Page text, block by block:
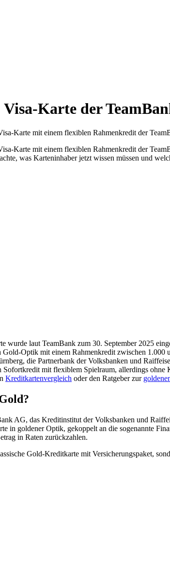
Karte der
Karte mit einem flexiblen Rahmenkredit der
Karte mit einem flexiblen Rahmenkredit der
was Karteninhaber jetzt wissen müssen und
wurde laut TeamBank zum 30. September 2025
Optik mit einem Rahmenkredit zwischen 1.000
die Partnerbank der Volksbanken und
mit flexiblem Spielraum, allerdings ohne
Kreditkartenvergleich oder den Ratgeber zur
AG, das Kreditinstitut der Volksbanken und
in goldener Optik, gekoppelt an die sogenannte
in Raten zurückzahlen.
Gold-Kreditkarte mit Versicherungspaket,